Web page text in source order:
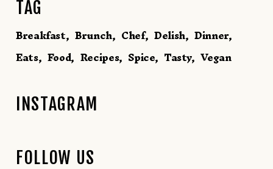
TAG
Breakfast Brunch Chef Delish Dinner
Eats Food Recipes Spice Tasty Vegan
INSTAGRAM
FOLLOW US